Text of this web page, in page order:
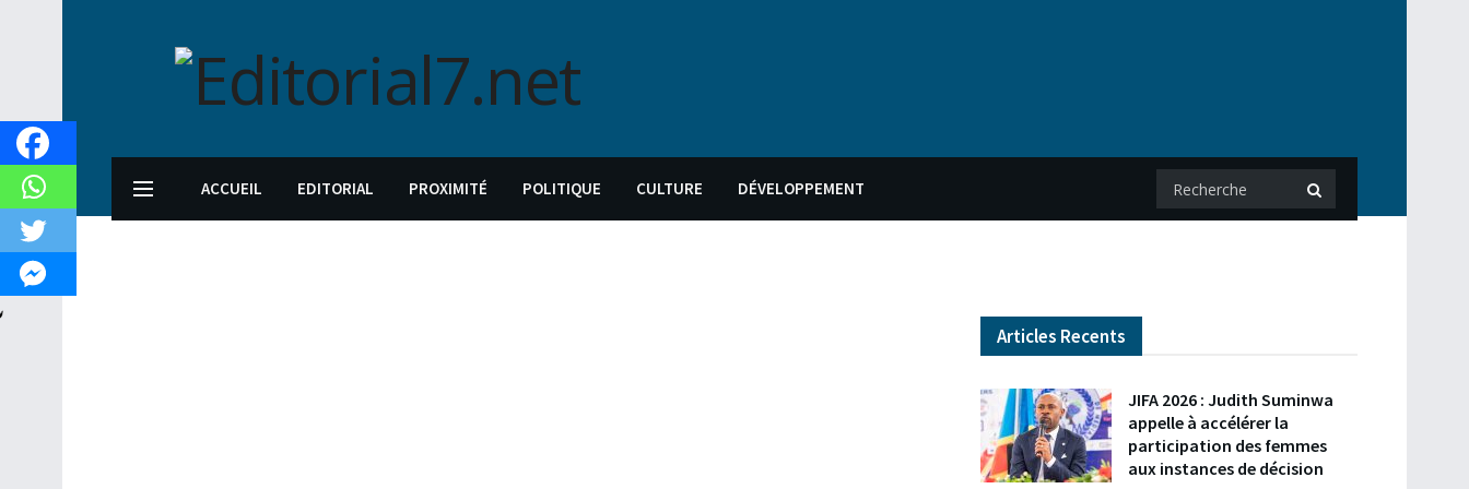
ACCUEIL EDITORIAL PROXIMITÉ POLITIQUE CULTURE DÉVELOPPEMENT
Articles Recents
JIFA 2026 : Judith Suminwa
appelle à accélérer la
participation des femmes
aux instances de décision